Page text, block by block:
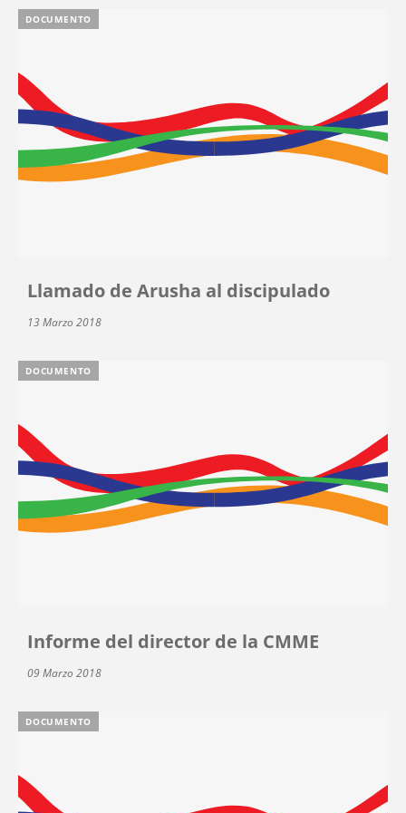
DOCUMENTO
Llamado de Arusha al discipulado
13 Marzo 2018
DOCUMENTO
Informe del director de la CMME
09 Marzo 2018
DOCUMENTO